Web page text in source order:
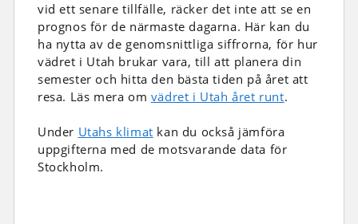
vid ett senare tillfälle, räcker det inte att se en
prognos för de närmaste dagarna. Här kan du
ha nytta av de genomsnittliga siffrorna, för hur
vädret i Utah brukar vara, till att planera din
semester och hitta den bästa tiden på året att
resa. Läs mera om vädret i Utah året runt.
Under Utahs klimat kan du också jämföra
uppgifterna med de motsvarande data för
Stockholm.